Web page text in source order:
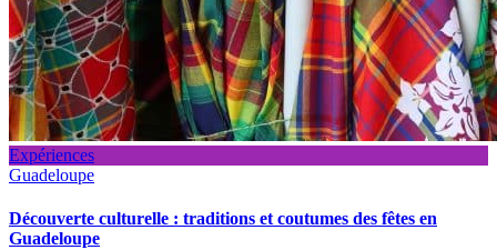
Expériences
Guadeloupe
Découverte culturelle : traditions et coutumes des fêtes en
Guadeloupe